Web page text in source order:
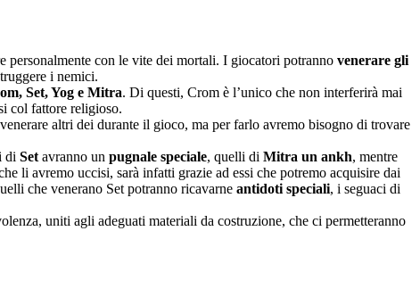
con le vite dei mortali. I giocatori potranno venerare gli
i nemici.
Set, Yog e Mitra. Di questi, Crom è l’unico che non interferirà mai
col fattore religioso.
altri dei durante il gioco, ma per farlo avremo bisogno di trovare
di Set avranno un pugnale speciale, quelli di Mitra un ankh, mentre
li avremo uccisi, sarà infatti grazie ad essi che potremo acquisire dai
che venerano Set potranno ricavarne antidoti speciali, i seguaci di
uniti agli adeguati materiali da costruzione, che ci permetteranno